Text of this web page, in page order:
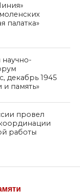
палатка»
декабрь 1945
и память»
провел
работы